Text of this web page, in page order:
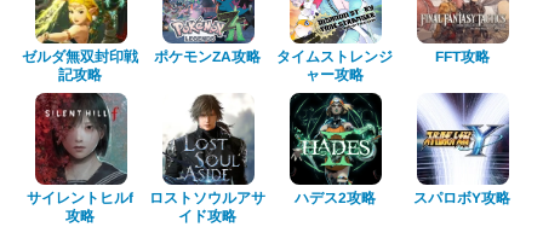
ゼルダ無双封印戦
記攻略
ポケモンZA攻略 タイムストレンジ
ャー攻略
FFT攻略
サイレントヒルf
攻略
ロストソウルアサ
イド攻略
ハデス2攻略 スパロボY攻略